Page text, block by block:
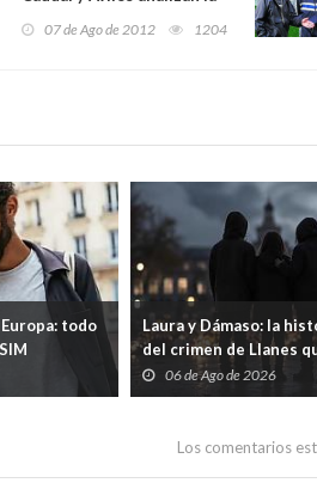
pretemporada
07 de Ago de 2012 1204
todo
Laura y Dámaso: la
del crimen de Llanes
hijos huérfanos
06 de Ago de 2026
Los comentarios